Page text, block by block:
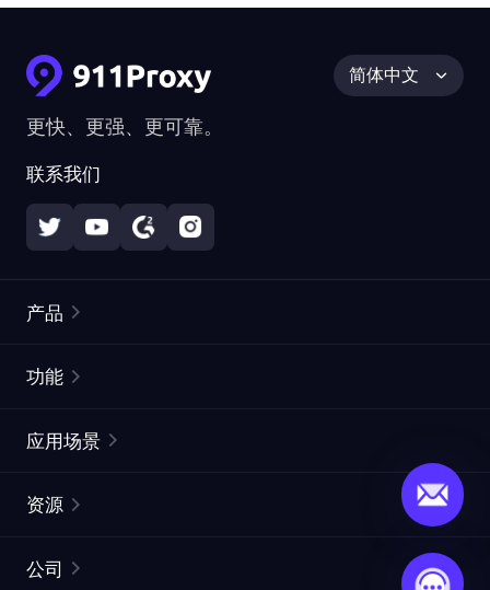
更快、更强、更可靠。
联系我们
简体中文
产品
静态住宅代理
网页抓取 API
功能
ISP代理
ProxySite
应用场景
市场研究
资源
公司